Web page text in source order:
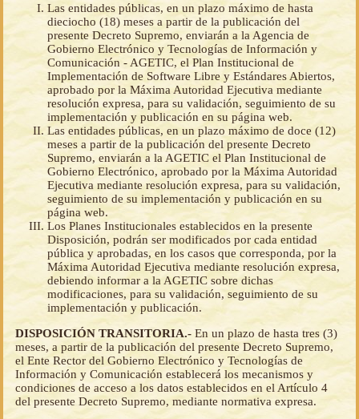
Las entidades públicas, en un plazo máximo de hasta
dieciocho (18) meses a partir de la publicación del
presente Decreto Supremo, enviarán a la Agencia de
Gobierno Electrónico y Tecnologías de Información y
Comunicación - AGETIC, el Plan Institucional de
Implementación de Software Libre y Estándares Abiertos,
aprobado por la Máxima Autoridad Ejecutiva mediante
resolución expresa, para su validación, seguimiento de su
implementación y publicación en su página web.
Las entidades públicas, en un plazo máximo de doce (12)
meses a partir de la publicación del presente Decreto
Supremo, enviarán a la AGETIC el Plan Institucional de
Gobierno Electrónico, aprobado por la Máxima Autoridad
Ejecutiva mediante resolución expresa, para su validación,
seguimiento de su implementación y publicación en su
página web.
Los Planes Institucionales establecidos en la presente
Disposición, podrán ser modificados por cada entidad
pública y aprobadas, en los casos que corresponda, por la
Máxima Autoridad Ejecutiva mediante resolución expresa,
debiendo informar a la AGETIC sobre dichas
modificaciones, para su validación, seguimiento de su
implementación y publicación.
DISPOSICIÓN TRANSITORIA.- En un plazo de hasta tres (3)
meses, a partir de la publicación del presente Decreto Supremo,
el Ente Rector del Gobierno Electrónico y Tecnologías de
Información y Comunicación establecerá los mecanismos y
condiciones de acceso a los datos establecidos en el Artículo 4
del presente Decreto Supremo, mediante normativa expresa.